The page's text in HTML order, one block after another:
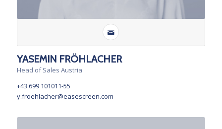
YASEMIN FRÖHLACHER
Head of Sales Austria
+43 699 101011-55
y.froehlacher@easescreen.com